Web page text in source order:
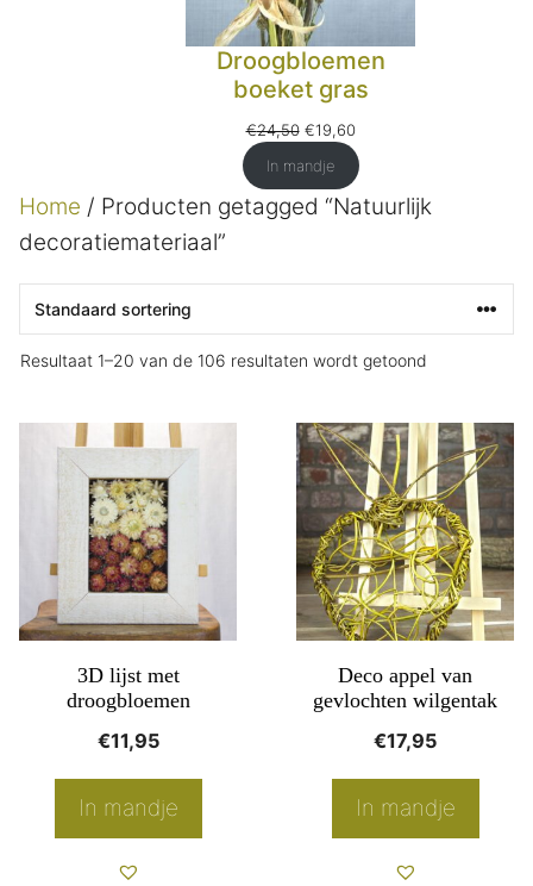
Home / Producten getagged “Natuurlijk
decoratiemateriaal”
Resultaat 1–20 van de 106 resultaten wordt getoond
3D lijst met
droogbloemen
€11,95
In mandje
Deco appel van
gevlochten wilgentak
€17,95
In mandje
Droogbloemen
boeket gras
€24,50 Oorspronkelijke
was:
€24,50.
€19,60Huidige
prijs
is:
€19,60.
In mandje